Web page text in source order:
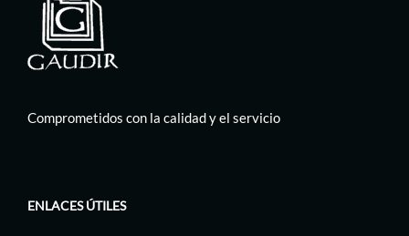
Comprometidos con la calidad y el servicio
ENLACES ÚTILES